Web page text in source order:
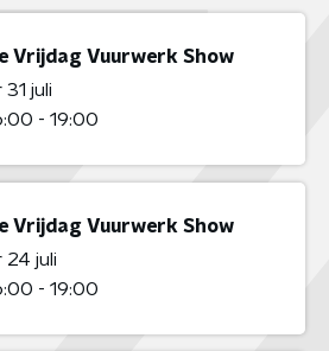
Vrijdag Vuurwerk Show
31 juli
- 19:00
Vrijdag Vuurwerk Show
24 juli
- 19:00